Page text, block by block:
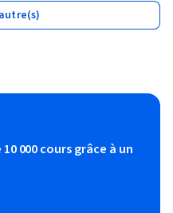
000 cours grâce à un